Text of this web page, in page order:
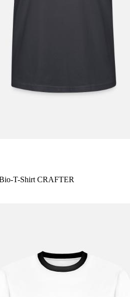
T-Shirt CRAFTER